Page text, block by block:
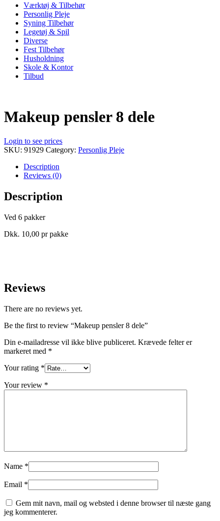
Værktøj & Tilbehør
Personlig Pleje
Syning Tilbehør
Legetøj & Spil
Diverse
Fest Tilbehør
Husholdning
Skole & Kontor
Tilbud
Makeup pensler 8 dele
Login to see prices
SKU: 91929 Category: Personlig Pleje
Description
Reviews (0)
Description
Ved 6 pakker
Dkk. 10,00 pr pakke
Reviews
There are no reviews yet.
Be the first to review “Makeup pensler 8 dele”
Din e-mailadresse vil ikke blive publiceret. Krævede felter er
markeret med *
Your rating *
Your review *
Name *
Email *
Gem mit navn, mail og websted i denne browser til næste gang
jeg kommenterer.